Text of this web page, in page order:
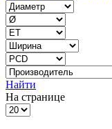
Найти
На странице